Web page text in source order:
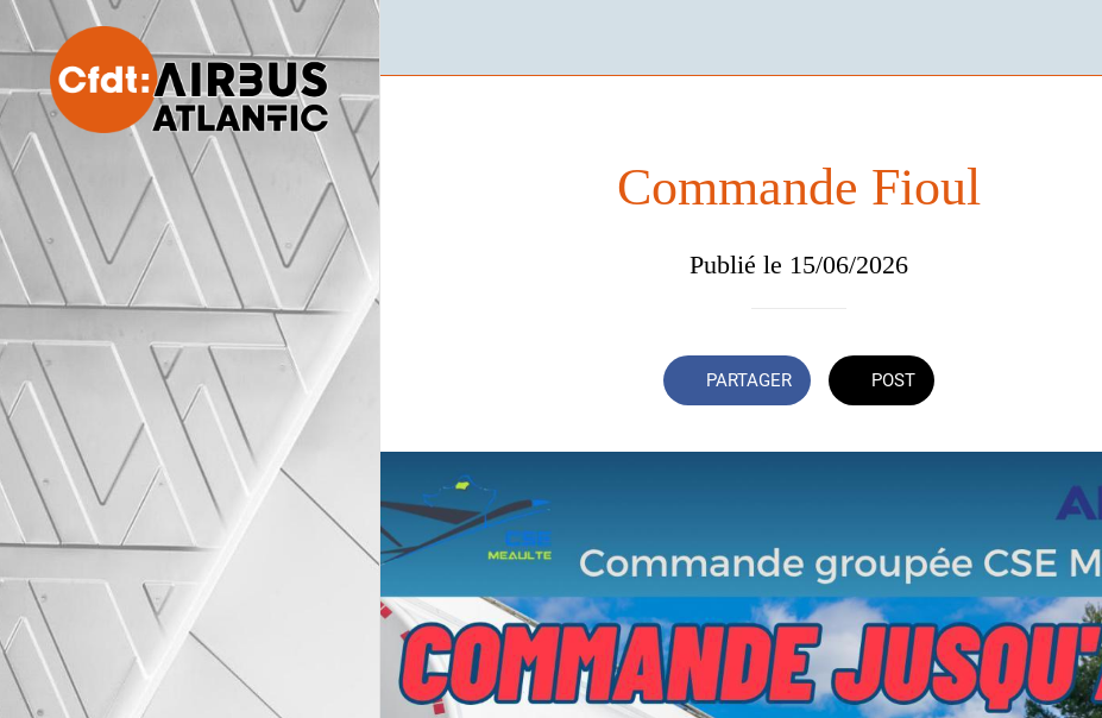
Commande Fioul
Publié le 15/06/2026
PARTAGER POST